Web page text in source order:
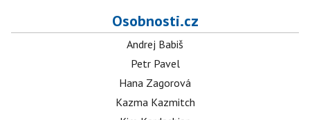
Osobnosti.cz
Andrej Babiš
Petr Pavel
Hana Zagorová
Kazma Kazmitch